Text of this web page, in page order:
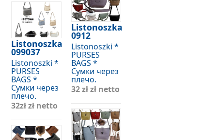
Listonoszka
099037
Listonoszki *
PURSES
BAGS *
Сумки через
плечо.
32złzł netto
Listonoszka
0912
Listonoszki *
PURSES
BAGS *
Сумки через
плечо.
32 złzł netto